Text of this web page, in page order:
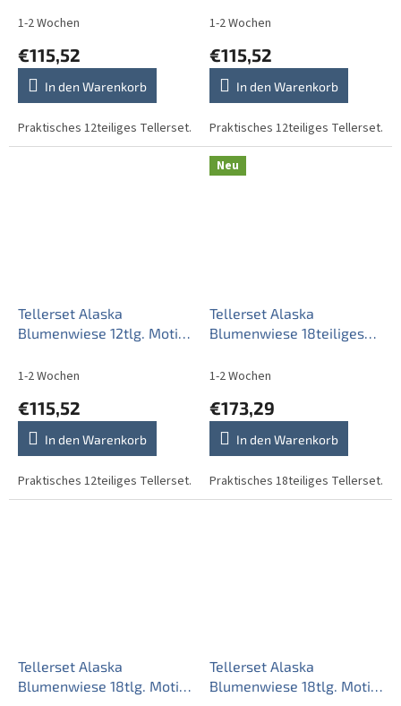
1-2 Wochen
€115,52
In den Warenkorb
Praktisches 12teiliges Tellerset.
1-2 Wochen
€115,52
In den Warenkorb
Praktisches 12teiliges Tellerset.
Tellerset Alaska
Blumenwiese 12tlg. Motiv
1-2 Wochen
€115,52
In den Warenkorb
Praktisches 12teiliges Tellerset.
Neu
Tellerset Alaska
Blumenwiese 18teiliges
1-2 Wochen
€173,29
In den Warenkorb
Praktisches 18teiliges Tellerset.
Tellerset Alaska
Blumenwiese 18tlg. Motiv
Tellerset Alaska
Blumenwiese 18tlg. Motiv